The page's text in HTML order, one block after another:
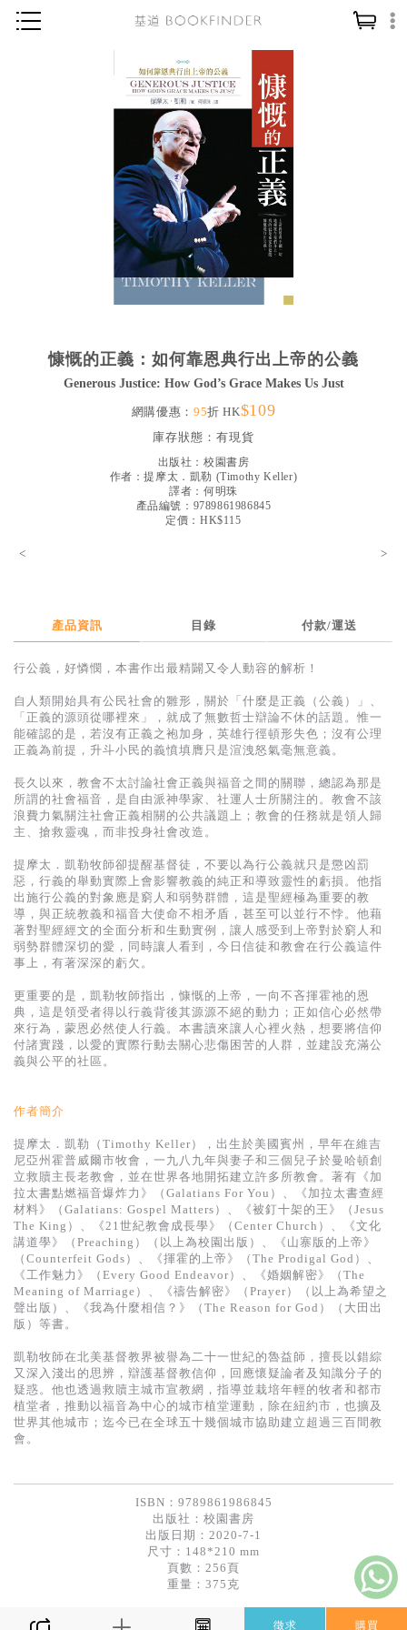
神學／教義
讀經／研經
信仰入門
教會歷史
靈修／禱告
信徒生活
社會／倫理
哲學／宗教比較
得獎作品推介
英文二手書
精選英文書
電子書
基道 Top 50
慷慨的正義：如何靠恩典行出上帝的公義
Generous Justice: How God’s Grace Makes Us Just
網購優惠： 95折 HK$109
庫存狀態： 有現貨
出版社： 校園書房
作者：提摩太．凱勒 (Timothy Keller)
譯者： 何明珠
產品編號：9789861986845
定價：HK$115
< >
產品資訊 目錄 付款/運送
行公義，好憐憫，本書作出最精闢又令人動容的解析！
自人類開始具有公民社會的雛形，關於「什麼是正義（公義）」、
「正義的源頭從哪裡來」，就成了無數哲士辯論不休的話題。惟一
能確認的是，若沒有正義之袍加身，英雄行徑頓形失色；沒有公理
正義為前提，升斗小民的義憤填膺只是渲洩怒氣毫無意義。
長久以來，教會不太討論社會正義與福音之間的關聯，總認為那是
所謂的社會福音，是自由派神學家、社運人士所關注的。教會不該
浪費力氣關注社會正義相關的公共議題上；教會的任務就是領人歸
主、搶救靈魂，而非投身社會改造。
提摩太．凱勒牧師卻提醒基督徒，不要以為行公義就只是懲凶罰
惡，行義的舉動實際上會影響教義的純正和導致靈性的虧損。他指
出施行公義的對象應是窮人和弱勢群體，這是聖經極為重要的教
導，與正統教義和福音大使命不相矛盾，甚至可以並行不悖。他藉
著對聖經經文的全面分析和生動實例，讓人感受到上帝對於窮人和
弱勢群體深切的愛，同時讓人看到，今日信徒和教會在行公義這件
事上，有著深深的虧欠。
更重要的是，凱勒牧師指出，慷慨的上帝，一向不吝揮霍祂的恩
典，這是領受者得以行義背後其源源不絕的動力；正如信心必然帶
來行為，蒙恩必然使人行義。本書讀來讓人心裡火熱，想要將信仰
付諸實踐，以愛的實際行動去關心悲傷困苦的人群，並建設充滿公
義與公平的社區。
作者簡介
提摩太．凱勒（Timothy Keller），出生於美國賓州，早年在維吉
尼亞州霍普威爾市牧會，一九八九年與妻子和三個兒子於曼哈頓創
立救贖主長老教會，並在世界各地開拓建立許多所教會。著有《加
拉太書點燃福音爆炸力》（Galatians For You）、《加拉太書查經
材料》（Galatians: Gospel Matters）、《被釘十架的王》（Jesus
The King）、《21世紀教會成長學》（Center Church）、《文化
講道學》（Preaching）（以上為校園出版）、《山寨版的上帝》
（Counterfeit Gods）、《揮霍的上帝》（The Prodigal God）、
《工作魅力》（Every Good Endeavor）、《婚姻解密》（The
Meaning of Marriage）、《禱告解密》（Prayer）（以上為希望之
聲出版）、《我為什麼相信？》（The Reason for God）（大田出
版）等書。
凱勒牧師在北美基督教界被譽為二十一世紀的魯益師，擅長以錯綜
又深入淺出的思辨，辯護基督教信仰，回應懷疑論者及知識分子的
疑惑。他也透過救贖主城市宣教網，指導並栽培年輕的牧者和都市
植堂者，推動以福音為中心的城市植堂運動，除在紐約市，也擴及
世界其他城市；迄今已在全球五十幾個城市協助建立超過三百間教
會。
ISBN：9789861986845
出版社： 校園書房
出版日期：2020-7-1
尺寸：148*210 mm
頁數：256頁
重量：375克
徵求 購買